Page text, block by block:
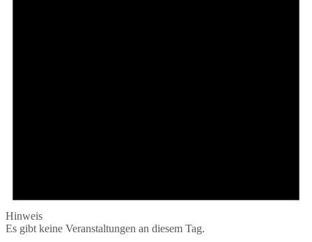
Hinweis
Es gibt keine Veranstaltungen an diesem Tag.